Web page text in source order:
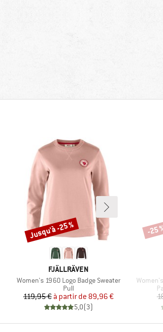
MARQUE
FJÄLLRÄVEN
Article
Women's 1960 Logo Badge Sweater
Product group
Pull
Prix
119,95 € Prix réduit
à partir de 89,96 €
5,0(3)
Remise
Jusqu'à -25 %
Article
-25